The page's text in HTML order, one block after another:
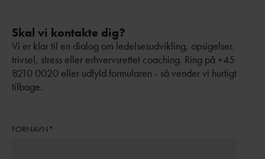
Skal vi kontakte dig?
Vi er klar til en dialog om ledelsesudvikling, opsigelser,
trivsel, stress eller erhvervsrettet coaching. Ring på +45
8210 0020 eller udfyld formularen - så vender vi hurtigt
tilbage.
FORNAVN*